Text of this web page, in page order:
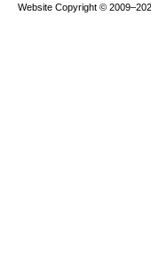
Website Copyright ©